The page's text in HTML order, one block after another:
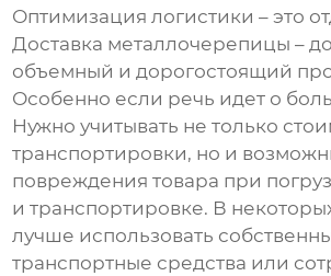
Оптимизация логистики – это
Доставка металлочерепицы –
объемный и дорогостоящий
Особенно если речь идет о
Нужно учитывать не только
транспортировки, но и
повреждения товара при
и транспортировке. В
лучше использовать
транспортные средства или